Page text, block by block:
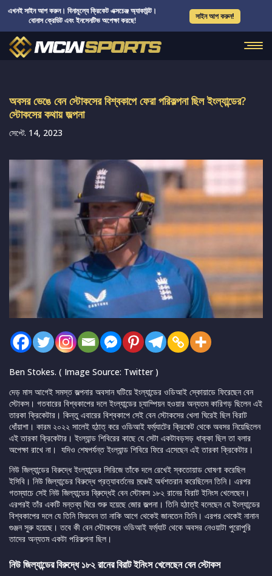
এখনই সাইন আপ করুন। বিনামূল্যে ক্রিকেট এক্সচেঞ্জ অ্যাকাউন্ট।
বোনাস ক্রেডিট এবং ইনসেনটিভ অপেক্ষা করছে!
সাইন আপ করুন!
অবসর ভেঙে বেন স্টোকসের বিশ্বকাপে ফেরা পরিকল্পনা ছিল ইংল্যান্ডের?
স্টোকসের কথায় জল্পনা
সেপ্টে. 14, 2023
Ben Stokes. ( Image Source: Twitter )
দেড় মাস আগেই সমস্ত জল্পনার অবসান ঘটিয়ে ইংল্যান্ডের ওডিআই স্কোয়াডে ফিরেছেন বেন
স্টোকস। গতবারের বিশ্বকাপের দলে ইংল্যান্ডের চ্যাম্পিয়ন হওয়ার অন্যতম কারিগড় ছিলেন এই
তারকা ক্রিকেটার। কিন্তু এবারের বিশ্বকাপে সেই বেন স্টোকসের খেলা ঘিরেই ছিল বিরাট
ধোঁয়াশা। কারম ২০২২ সালেই হঠাত্ করে ওডিআই ফর্ম্যাটের ক্রিকেট থেকে অবসর নিয়েছিলেন
এই তারকা ক্রিকেটার। ইংল্যান্ড শিবিরের কাছে যে সেটা একটাবড়সড় ধাক্কা ছিল তা বলার
অপেক্ষা রাখে না। যদিও শেষপর্যন্ত ইংল্যান্ড শিবিরে ফিরে এসেছেন এই তারকা ক্রিকেটার।
নিউ জিল্যান্ডের বিরুদ্ধে ইংল্যান্ডের সিরিজে তাঁকে দলে রেখেই স্কতোয়াড ঘোষণা করেছিল
ইসিবি। নিউ জিল্যান্ডের বিরুদ্ধে প্রত্যাবর্তনের ম়ঞ্চেই অর্ধশতরান করেছিলেন তিনি। এরপর
গতম্যাচে সেই নিউ জিল্যান্ডের বি্রুদ্ধেই বেন স্টোকস ১৮২ রানের বিরাট ইনিংস খেলেছেন।
এরপরই তাঁর একটি মন্তব্য ঘিরে শুরু হয়েছে জোর জল্পনা। তিনি হঠাত্ই বলেছেন যে ইংল্যান্ডের
বিশ্বকাপের দলে যে তিনি ফিরবেন তা নাকি আগে থেকেই জানতেন তিনি। এরপর থেকেই নানান
গুঞ্জন সুরু হয়েছে। তবে কী বেন স্টোকসের ওডিআই ফর্ম্যাট থেকে অবসর নেওয়াটা পুরোপুরি
তাদের অন্যতম একটা পরিকল্পনা ছিল।
নিউ জিল্যান্ডের বিরুদ্ধে ১৮২ রানের বিরাট ইনিংস খেলেছেন বেন স্টোকস